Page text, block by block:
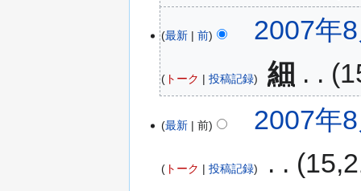
最新 前 2007年
トーク 投稿記録 ‎細
最新 前 2007年
トーク 投稿記録